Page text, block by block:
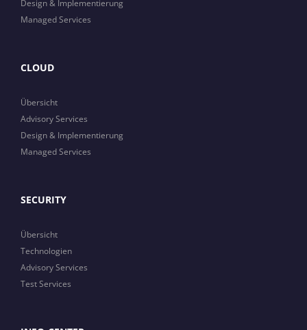
Design & Implementierung
Managed Services
CLOUD
Übersicht
Advisory Services
Design & Implementierung
Managed Services
SECURITY
Übersicht
Technologien
Advisory Services
Test Services